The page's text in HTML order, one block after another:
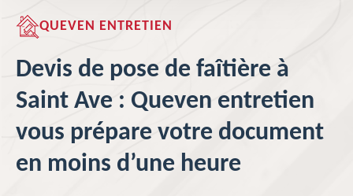
QUEVEN ENTRETIEN
Devis de pose de faîtière à
Saint Ave : Queven entretien
vous prépare votre document
en moins d’une heure